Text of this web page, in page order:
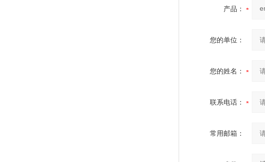
产品：
您的单位：
您的姓名：
联系电话：
常用邮箱：